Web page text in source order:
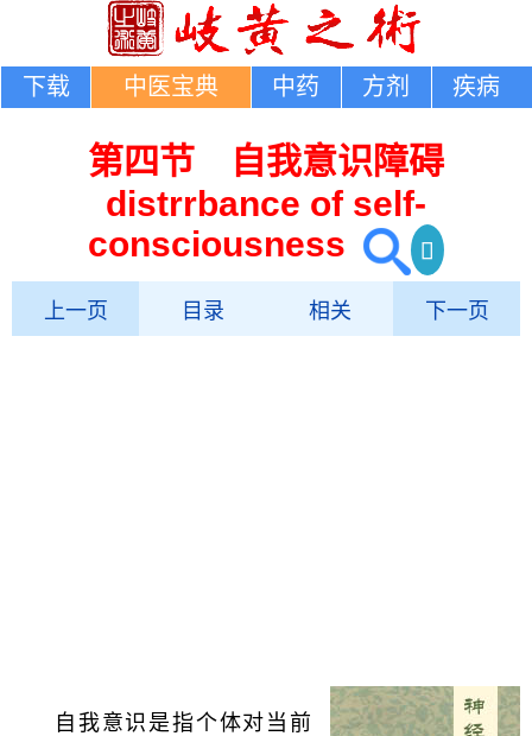
下载 中医宝典 中药 方剂 疾病
第四节 自我意识障碍
distrrbance of self-
consciousness
上一页 目录 相关 下一页
自我意识是指个体对当前